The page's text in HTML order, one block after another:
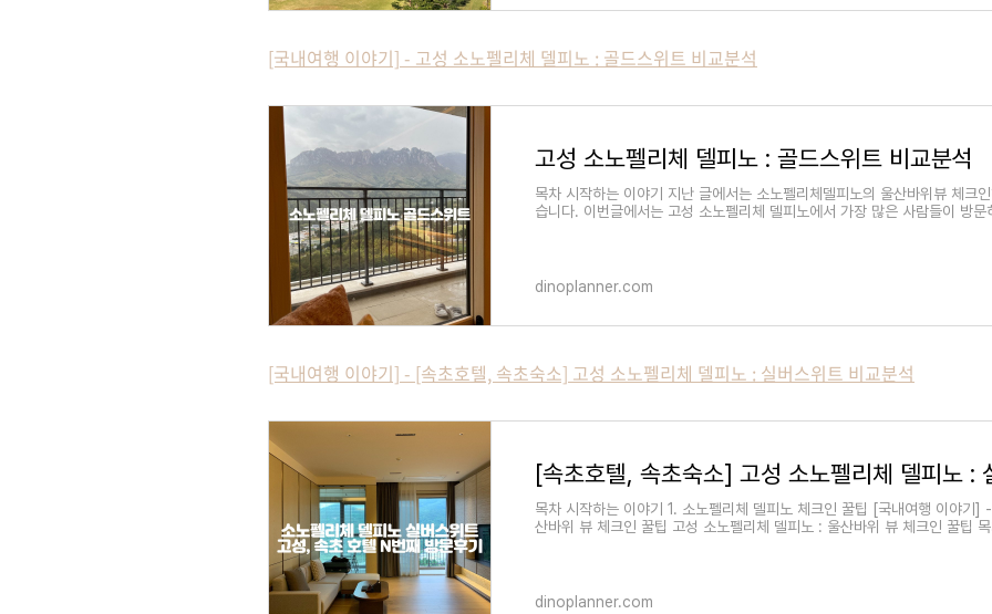
[국내여행 이야기] - 고성 소노펠리체 델피노 : 골드스위트 비교분석
고성 소노펠리체 델피노 : 골드스위트 비교분석
목차 시작하는 이야기 지난 글에서는 소노펠리체델피노의 울산바위뷰 체크
습니다. 이번글에서는 고성 소노펠리체 델피노에서 가장 많은 사람들이 방문
dinoplanner.com
[국내여행 이야기] - [속초호텔, 속초숙소] 고성 소노펠리체 델피노 : 실버스위트 비교분석
목차 시작하는 이야기 1. 소노펠리체 델피노 체크인 꿀팁 [국내여행 이야기]
산바위 뷰 체크인 꿀팁 고성 소노펠리체 델피노 : 울산바위 뷰 체크인 꿀팁
dinoplanner.com